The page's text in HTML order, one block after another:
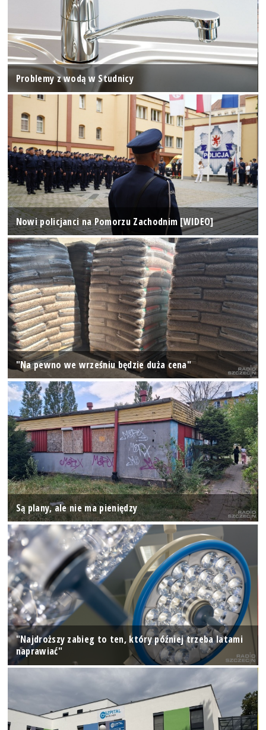
Problemy z wodą w Studnicy
Nowi policjanci na Pomorzu Zachodnim [WIDEO]
"Na pewno we wrześniu będzie duża cena"
Są plany, ale nie ma pieniędzy
"Najdroższy zabieg to ten, który później trzeba latami
naprawiać"